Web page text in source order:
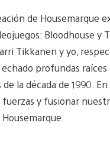
de Housemarque
Bloodhouse y
Tikkanen y yo,
profundas raíces
la década de 1990. En
y fusionar